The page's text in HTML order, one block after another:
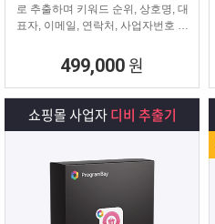
로 추출하며 키워드 순위, 상호명, 대
표자, 이메일, 연락처, 사업자번호 등
추출해주는 프로그램
499,000 원
쇼핑몰 사업자디비 추출기